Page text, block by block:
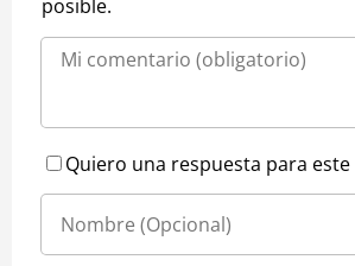
posible.
Quiero una respuesta para